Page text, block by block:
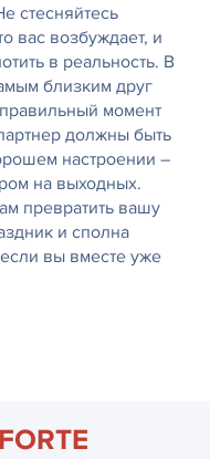
стесняйтесь
вас возбуждает, и
в реальность. В
близким друг
момент
должны быть
настроении –
на выходных.
превратить вашу
и сполна
вы вместе уже